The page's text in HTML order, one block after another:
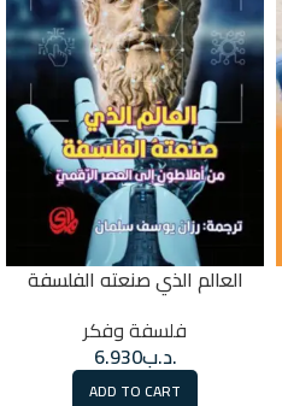
العالم الذي صنعته الفلسفة
فلسفة وفكر
.د.ب6.930
ADD TO CART